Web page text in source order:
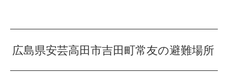
広島県安芸高田市吉田町常友の避難場所